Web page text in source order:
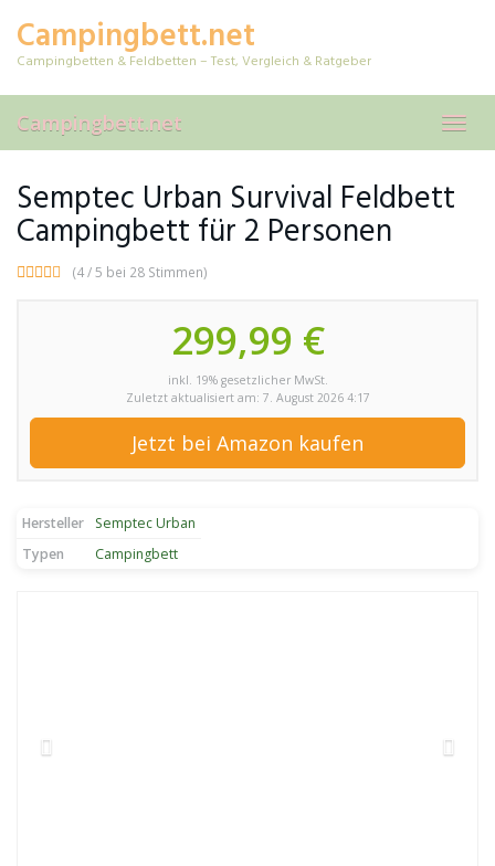
mainCampingbett.net
Campingbetten & Feldbetten – Test, Vergleich & Ratgeber
Campingbett.net
Semptec Urban Survival Feldbett
Campingbett für 2 Personen
(4 / 5 bei 28 Stimmen)
299,99 €
inkl. 19% gesetzlicher MwSt.
Zuletzt aktualisiert am: 7. August 2026 4:17
Jetzt bei Amazon kaufen
Hersteller
‎Semptec Urban
Typen
Campingbett